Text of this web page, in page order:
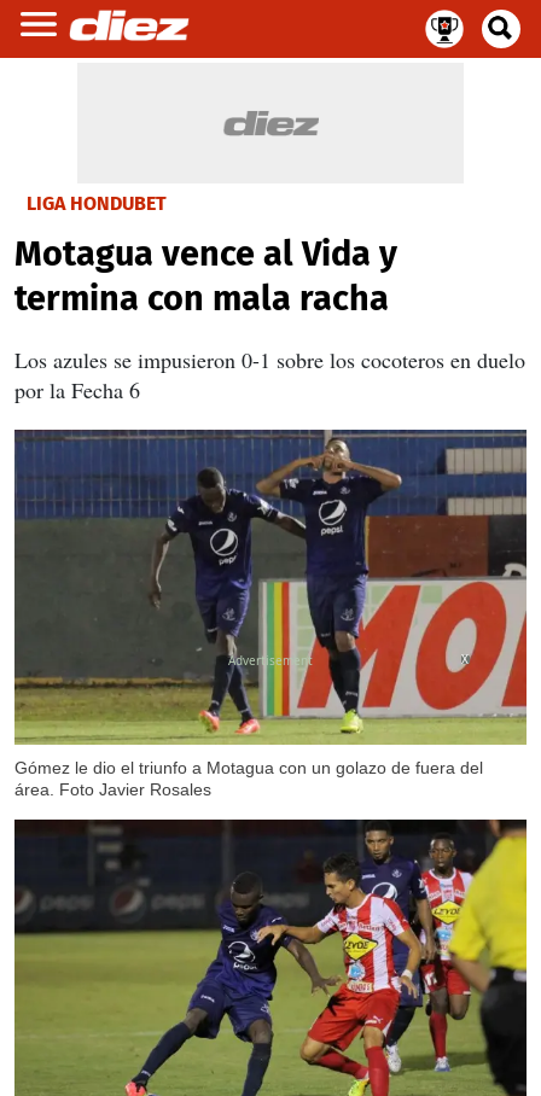
LIGA HONDUBET
Motagua vence al Vida y
termina con mala racha
Los azules se impusieron 0-1 sobre los cocoteros en duelo
por la Fecha 6
Gómez le dio el triunfo a Motagua con un golazo de fuera del
área. Foto Javier Rosales
X